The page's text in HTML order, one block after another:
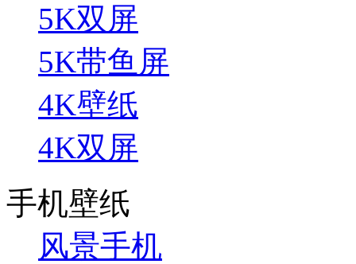
5K双屏
5K带鱼屏
4K壁纸
4K双屏
手机壁纸
风景手机